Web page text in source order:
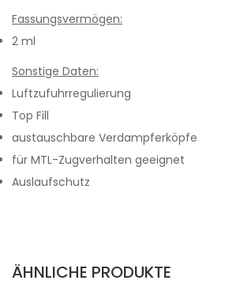
Fassungsvermögen:
2 ml
Sonstige Daten:
Luftzufuhrregulierung
Top Fill
austauschbare Verdampferköpfe
für MTL-Zugverhalten geeignet
Auslaufschutz
ÄHNLICHE PRODUKTE